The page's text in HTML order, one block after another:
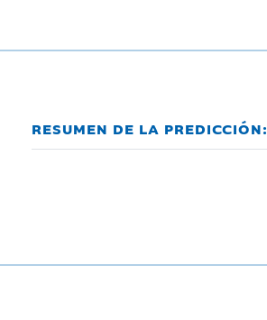
RESUMEN DE LA PREDICCIÓN: